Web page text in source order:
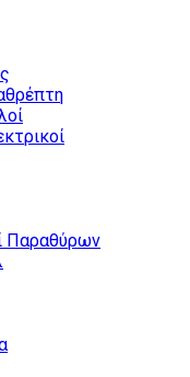
Παραθύρων